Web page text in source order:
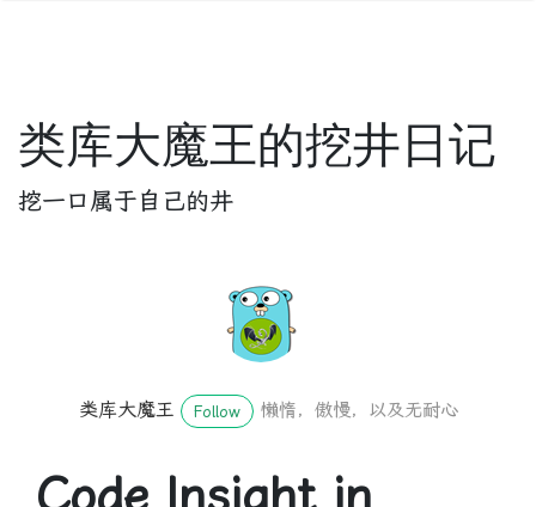
类库大魔王的挖井日记
挖一口属于自己的井
类库大魔王 Follow 懒惰，傲慢，以及无耐心
Code Insight in